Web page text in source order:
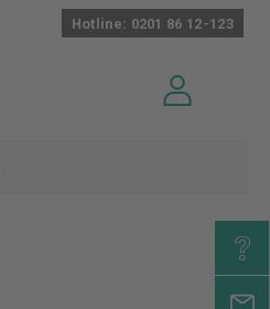
Hotline: 0201 86 12-123